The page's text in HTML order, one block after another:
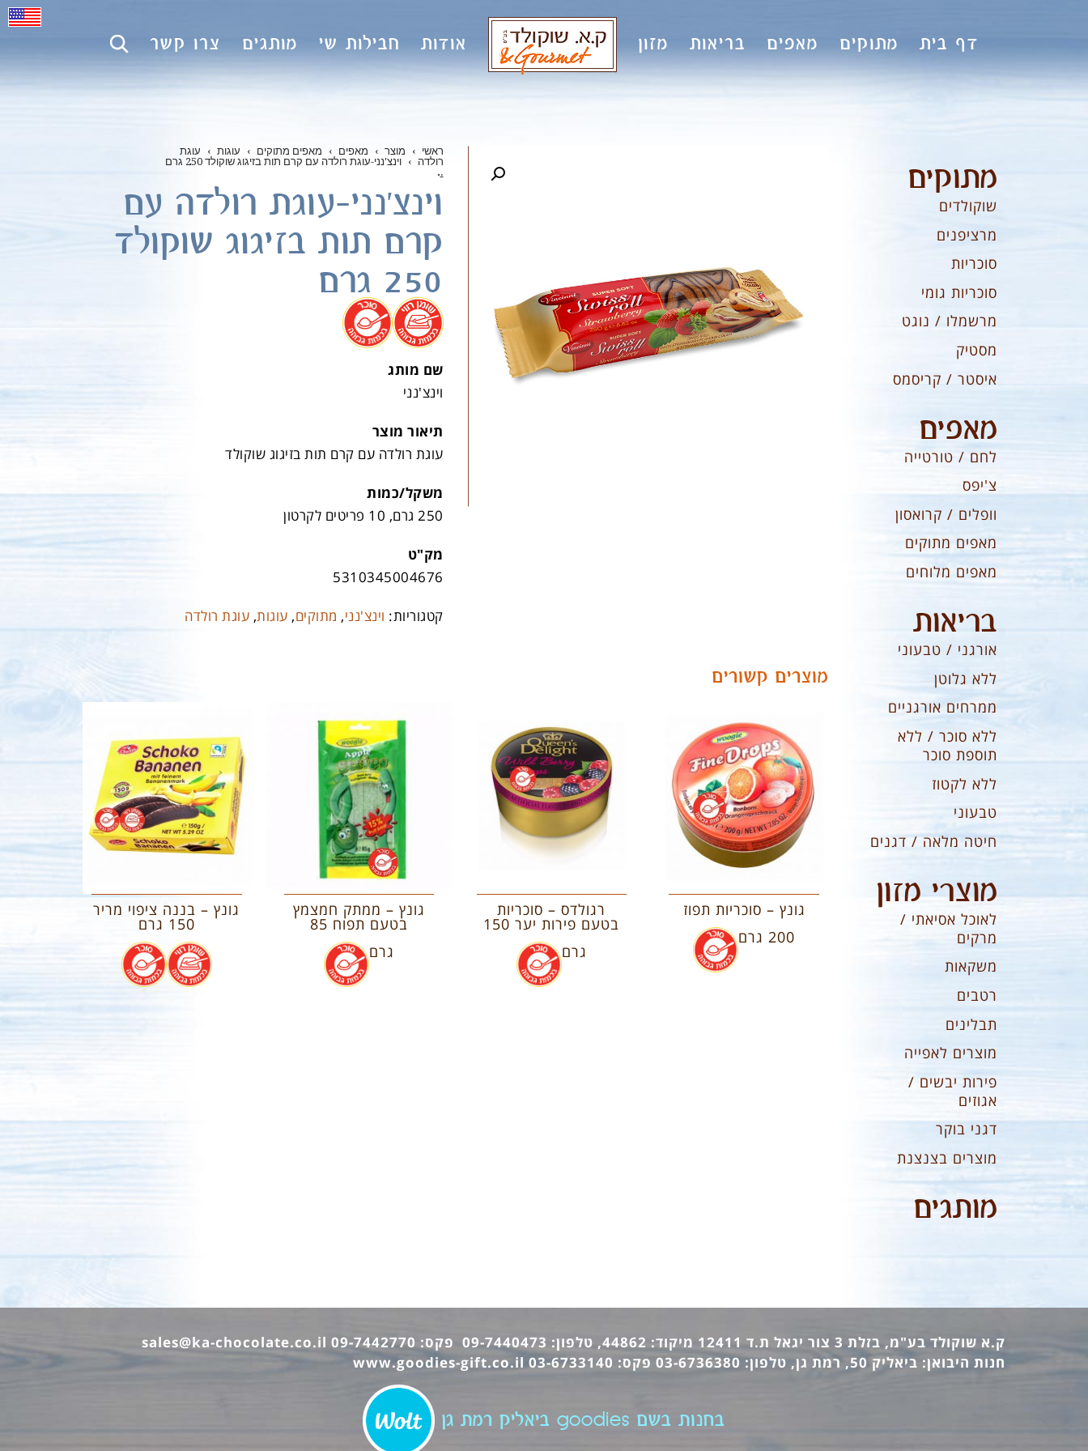
דף בית מתוקים מאפים בריאות מזון אודות חבילות שי מותגים צרו קשר
ראשי › מוצר › מאפים › מאפים מתוקים › עוגות ›
עוגת
רולדה
›
וינצ'נני-עוגת רולדה עם קרם תות בזיגוג שוקולד 250 גרם
.
.
וינצ'נני-עוגת רולדה עם
קרם תות בזיגוג שוקולד
250 גרם
.
.
שם מותג
וינצ'נני
תיאור מוצר
עוגת רולדה עם קרם תות בזיגוג שוקולד
משקל/כמות
250 גרם, 10 פריטים לקרטון
מק"ט
5310345004676
קטגוריות: וינצ'נני, מתוקים, עוגות, עוגת רולדה
מוצרים קשורים
גונץ – סוכריות תפוז
200 גרם
.
רגולדס – סוכריות
בטעם פירות יער 150
גרם
.
גונץ – ממתק חמצמץ
בטעם תפוח 85
גרם
.
גונץ – בננה ציפוי מריר
150 גרם
.
.
מתוקים
שוקולדים
מרציפנים
סוכריות
סוכריות גומי
מרשמלו / נוגט
מסטיק
איסטר / קריסמס
מאפים
לחם / טורטייה
צ'יפס
וופלים / קרואסון
מאפים מתוקים
מאפים מלוחים
בריאות
אורגני / טבעוני
ללא גלוטן
ממרחים אורגניים
ללא סוכר / ללא
תוספת סוכר
ללא לקטוז
טבעוני
חיטה מלאה / דגנים
מוצרי מזון
לאוכל אסיאתי /
מרקים
משקאות
רטבים
תבלינים
מוצרים לאפייה
פירות יבשים /
אגוזים
דגני בוקר
מוצרים בצנצנת
מותגים
ק.א שוקולד בע"מ, בזלת 3 צור יגאל ת.ד 12411 מיקוד: 44862, טלפון: 09-7440473 פקס: 09-7442770
sales@ka-chocolate.co.il
חנות היבואן: ביאליק 50, רמת גן, טלפון: 03-6736380 פקס: 03-6733140
www.goodies-gift.co.il
בחנות בשם goodies ביאליק רמת גן